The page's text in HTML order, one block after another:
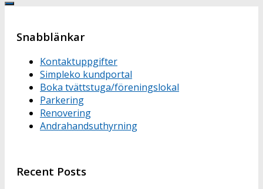
Snabblänkar
Kontaktuppgifter
Simpleko kundportal
Boka tvättstuga/föreningslokal
Parkering
Renovering
Andrahandsuthyrning
Recent Posts